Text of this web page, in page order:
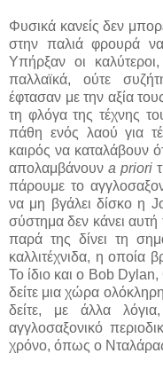
Φυσικά κανείς δεν
στην παλιά φρουρά να
Υπήρξαν οι
παλλαϊκά, ούτε
έφτασαν με την αξία
τη φλόγα της τέχνης
πάθη ενός λαού για
καιρός να καταλάβουν
απολαμβάνουνa priori
πάρουμε το
να μη βγάλει δίσκο η
σύστημα δεν κάνει αυτή
παρά της δίνει τη
καλλιτέχνιδα, η οποία
Το ίδιο και ο Bob Dylan,
δείτε μια χώρα
δείτε, με άλλα
αγγλοσαξονικό
χρόνο, όπως ο